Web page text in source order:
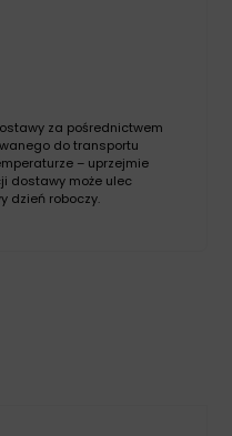
za pośrednictwem
do transportu
– uprzejmie
dostawy może ulec
dzień roboczy.